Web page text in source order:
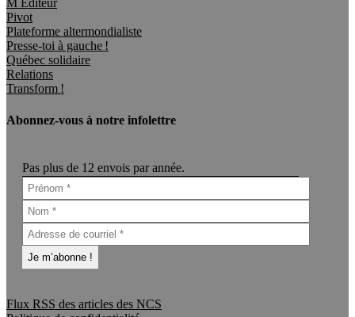
M Éditeur
Pivot
Plateforme altermondialiste
Presse-toi à gauche !
Québec solidaire
Relations
Transform !
Abonnez-vous à notre infolettre
Pas plus de 12 envois par année.
Flux RSS des articles des NCS